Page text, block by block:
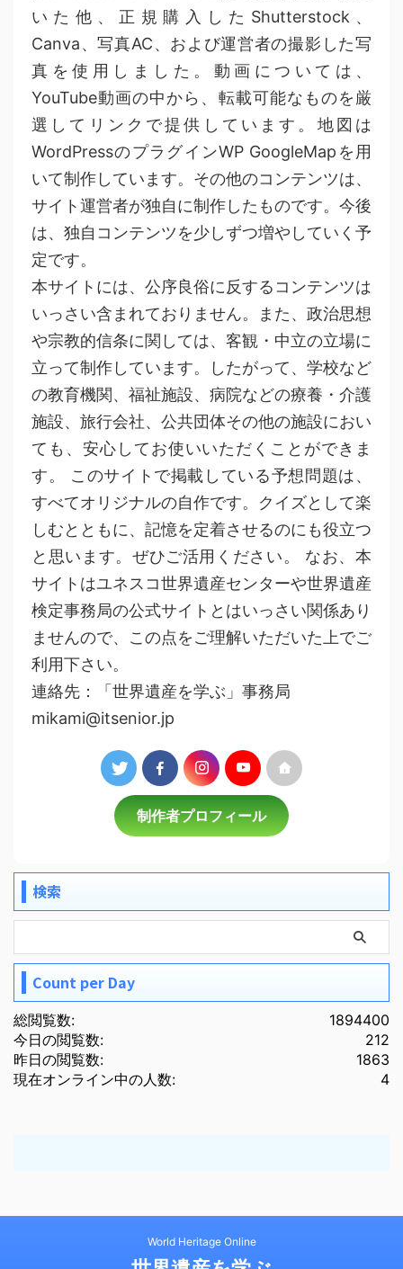
いた他、正規購入したShutterstock、
Canva、写真AC、および運営者の撮影した写
真を使用しました。動画については、
YouTube動画の中から、転載可能なものを厳
選してリンクで提供しています。地図は
WordPressのプラグインWP GoogleMapを用
いて制作しています。その他のコンテンツは、
サイト運営者が独自に制作したものです。今後
は、独自コンテンツを少しずつ増やしていく予
定です。
本サイトには、公序良俗に反するコンテンツは
いっさい含まれておりません。また、政治思想
や宗教的信条に関しては、客観・中立の立場に
立って制作しています。したがって、学校など
の教育機関、福祉施設、病院などの療養・介護
施設、旅行会社、公共団体その他の施設におい
ても、安心してお使いいただくことができま
す。 このサイトで掲載している予想問題は、
すべてオリジナルの自作です。クイズとして楽
しむとともに、記憶を定着させるのにも役立つ
と思います。ぜひご活用ください。 なお、本
サイトはユネスコ世界遺産センターや世界遺産
検定事務局の公式サイトとはいっさい関係あり
ませんので、この点をご理解いただいた上でご
利用下さい。
連絡先：「世界遺産を学ぶ」事務局
mikami@itsenior.jp
制作者プロフィール
検索
Count per Day
1894400
総閲覧数:
212
今日の閲覧数:
1863
昨日の閲覧数:
4
現在オンライン中の人数:
World Heritage Online